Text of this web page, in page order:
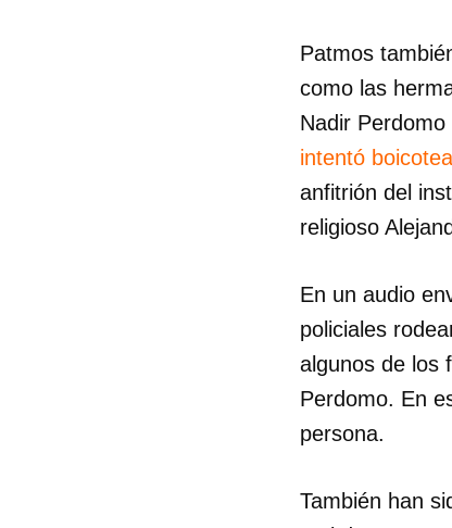
Patmos
como las
Nadir
intentó
anfitrión del
religioso
En un audio
policiales
algunos de los
Perdomo. En
persona.
También han